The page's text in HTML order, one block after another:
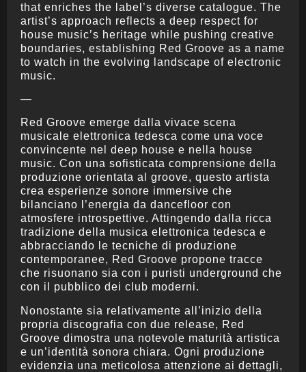
that enriches the label’s diverse catalogue. The
artist’s approach reflects a deep respect for
house music’s heritage while pushing creative
boundaries, establishing Red Groove as a name
to watch in the evolving landscape of electronic
music.
—
Red Groove emerge dalla vivace scena
musicale elettronica tedesca come una voce
convincente nel deep house e nella house
music. Con una sofisticata comprensione della
produzione orientata al groove, questo artista
crea esperienze sonore immersive che
bilanciano l’energia da dancefloor con
atmosfere introspettive. Attingendo dalla ricca
tradizione della musica elettronica tedesca e
abbracciando le tecniche di produzione
contemporanee, Red Groove propone tracce
che risuonano sia con i puristi underground che
con il pubblico dei club moderni.
Nonostante sia relativamente all’inizio della
propria discografia con due release, Red
Groove dimostra una notevole maturità artistica
e un’identità sonora chiara. Ogni produzione
evidenzia una meticolosa attenzione ai dettagli,